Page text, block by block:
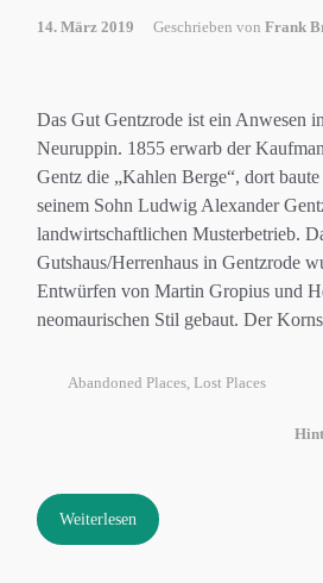
14. März 2019 Geschrieben von Frank
Das Gut Gentzrode ist ein Anwesen
Neuruppin. 1855 erwarb der
Gentz die „Kahlen Berge“, dort
seinem Sohn Ludwig Alexander
landwirtschaftlichen Musterbetrieb.
Gutshaus/Herrenhaus in Gentzrode
Entwürfen von Martin Gropius und
neomaurischen Stil gebaut. Der
Abandoned Places, Lost Places
Weiterlesen